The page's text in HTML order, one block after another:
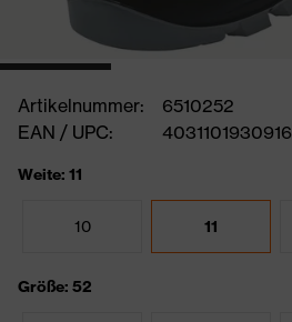
Artikelnummer:
6510252
EAN / UPC:
4031101930916
Weite: 11
10 11
Größe: 52